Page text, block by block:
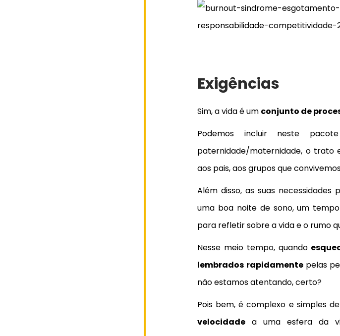
Exigências
Sim, a vida é um conjunto de
Podemos incluir neste
paternidade/maternidade, o trato
aos pais, aos grupos que
Além disso, as suas
uma boa noite de sono, um
para refletir sobre a vida e o rumo
Nesse meio tempo, quando
lembrados rapidamentepelas
não estamos atentando, certo?
Pois bem, é complexo e simples
velocidade a uma esfera da